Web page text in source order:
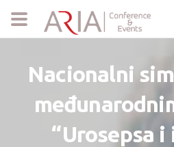
Nacionalni
“Urosepsa